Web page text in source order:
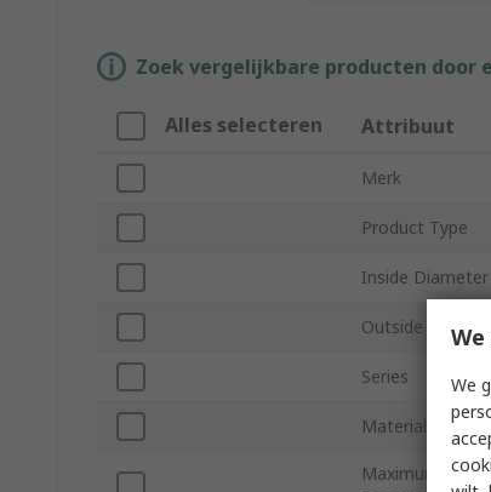
Zoek vergelijkbare producten door
Alles selecteren Attribuut
Merk
Product Type
Inside Diameter
Outside Diameter
Series
Material
Maximum
We